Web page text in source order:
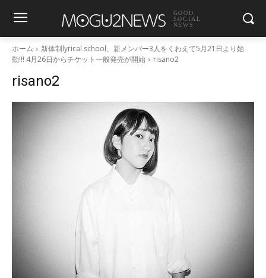
GOOD
SOCIAL
NEWS
ホーム
新体制lyrical school、新メンバー3人をくわえて5月21日より始
動!!! 4月26日からチケット一般発売が開始
risano2
risano2